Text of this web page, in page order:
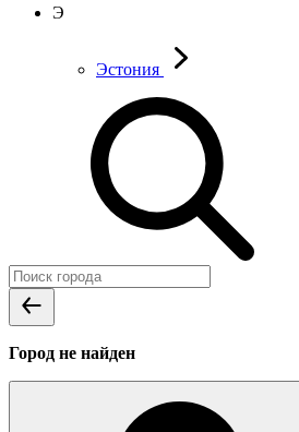
Э
Эстония
Город не найден